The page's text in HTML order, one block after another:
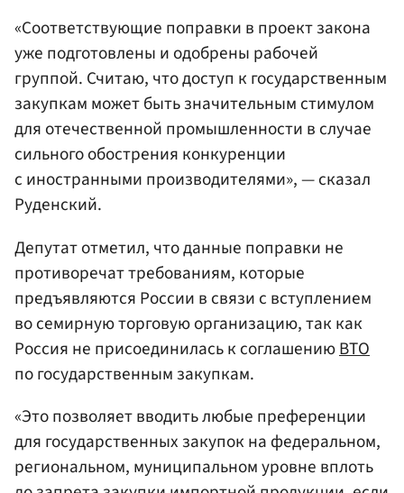
«Соответствующие поправки в проект закона
уже подготовлены и одобрены рабочей
группой. Считаю, что доступ к государственным
закупкам может быть значительным стимулом
для отечественной промышленности в случае
сильного обострения конкуренции
с иностранными производителями», — сказал
Руденский.
Депутат отметил, что данные поправки не
противоречат требованиям, которые
предъявляются России в связи с вступлением
во семирную торговую организацию, так как
Россия не присоединилась к соглашениюВТО
по государственным закупкам.
«Это позволяет вводить любые преференции
для государственных закупок на федеральном,
региональном, муниципальном уровне вплоть